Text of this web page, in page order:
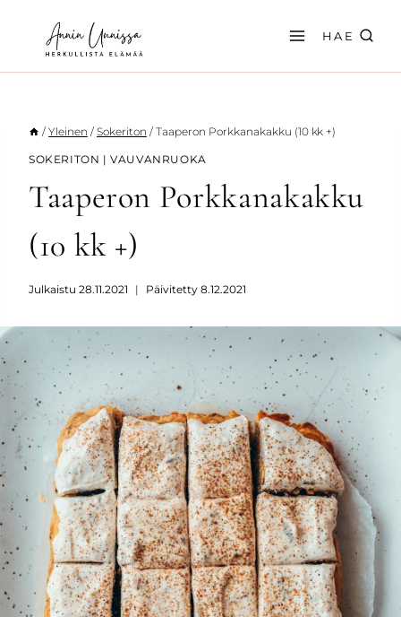
sisältöön
HAE
/ Yleinen / Sokeriton / Taaperon Porkkanakakku (10 kk +)
SOKERITON |VAUVANRUOKA
Taaperon Porkkanakakku
(10 kk +)
Julkaistu 28.11.2021 Päivitetty 8.12.2021